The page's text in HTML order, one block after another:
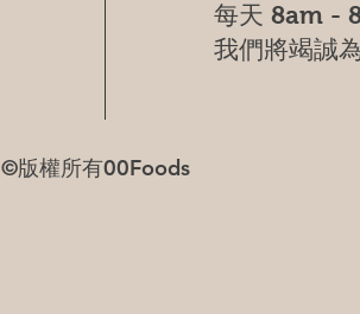
每天 8am -
我們將竭誠
©版權所有00Foods